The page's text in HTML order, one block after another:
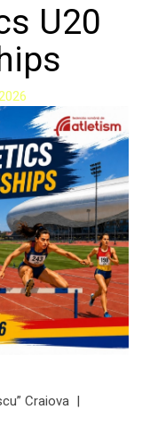
U20
Craiova